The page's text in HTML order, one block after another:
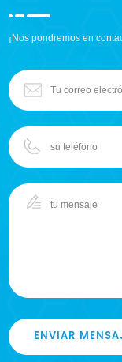
¡Nos pondremos en
ENVIAR